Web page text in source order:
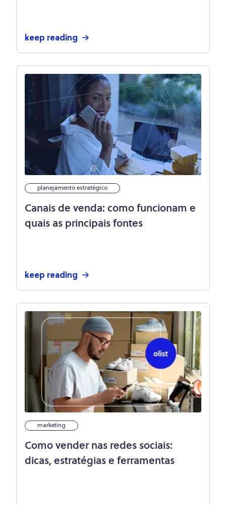
keep reading
planejamento estratégico
Canais de venda: como funcionam e
quais as principais fontes
keep reading
marketing
Como vender nas redes sociais:
dicas, estratégias e ferramentas